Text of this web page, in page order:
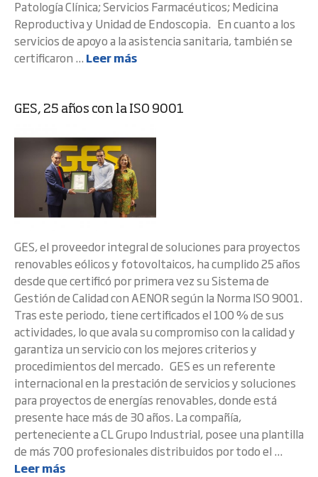
Patología Clínica; Servicios Farmacéuticos; Medicina
Reproductiva y Unidad de Endoscopia. En cuanto a los
servicios de apoyo a la asistencia sanitaria, también se
certificaron ... Leer más
GES, 25 años con la ISO 9001
GES, el proveedor integral de soluciones para proyectos
renovables eólicos y fotovoltaicos, ha cumplido 25 años
desde que certificó por primera vez su Sistema de
Gestión de Calidad con AENOR según la Norma ISO 9001.
Tras este periodo, tiene certificados el 100 % de sus
actividades, lo que avala su compromiso con la calidad y
garantiza un servicio con los mejores criterios y
procedimientos del mercado. GES es un referente
internacional en la prestación de servicios y soluciones
para proyectos de energías renovables, donde está
presente hace más de 30 años. La compañía,
perteneciente a CL Grupo Industrial, posee una plantilla
de más 700 profesionales distribuidos por todo el ...
Leer más